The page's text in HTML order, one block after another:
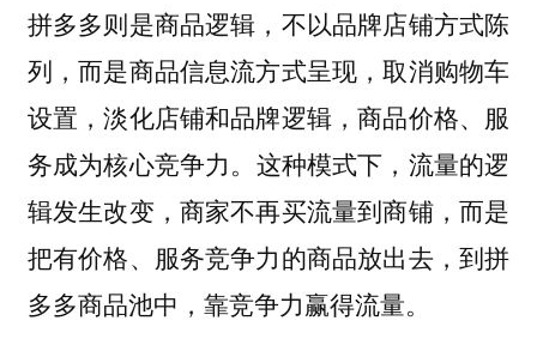
拼多多则是商品逻辑，不以品牌店铺方式陈
列，而是商品信息流方式呈现，取消购物车
设置，淡化店铺和品牌逻辑，商品价格、服
务成为核心竞争力。 这种模式下，流量的逻
辑发生改变，商家不再买流量到商铺，而是
把有价格、服务竞争力的商品放出去，到拼
多多商品池中，靠竞争力赢得流量。